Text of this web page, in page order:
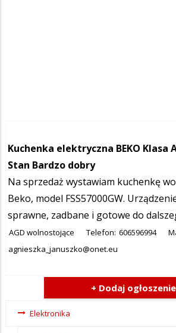
Kuchenka elektryczna BEKO Klasa
Stan Bardzo dobry
Na sprzedaż wystawiam kuchenkę
Beko, model FSS57000GW.
sprawne, zadbane i gotowe do
AGD wolnostojące Telefon: 606596994
agnieszka_januszko@onet.eu
+ Dodaj ogłoszenie
Ogłoszenia
Elektronika